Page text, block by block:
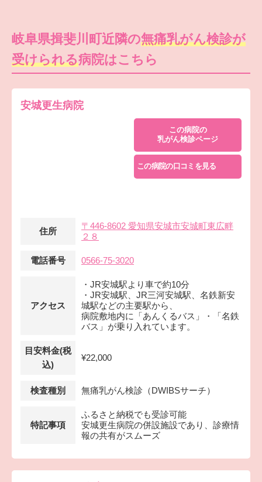
岐阜県揖斐川町近隣の無痛乳がん検診が
受けられる病院はこちら
安城更生病院
この病院の
乳がん検診ページ
この病院の口コミを見る
住所
〒446-8602 愛知県安城市安城町東広畔
２８
電話番号 0566-75-3020
アクセス
・JR安城駅より車で約10分
・JR安城駅、JR三河安城駅、名鉄新安
城駅などの主要駅から、
病院敷地内に「あんくるバス」・「名鉄
バス」が乗り入れています。
目安料金(税
込)
¥22,000
検査種別 無痛乳がん検診（DWIBSサーチ）
特記事項
ふるさと納税でも受診可能
安城更生病院の併設施設であり、診療情
報の共有がスムーズ